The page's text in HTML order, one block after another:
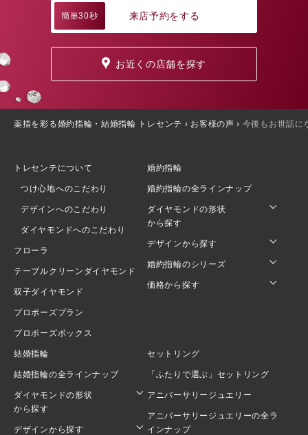
簡単30秒 来店予約をする
お近くの店舗を探す
薬指を彩る婚約指輪・結婚指輪 トレセンテ › お客様の声 › 今後もお世話に
トレセンテについて
つけ心地へのこだわり
デザインへのこだわり
ダイヤモンドへのこだわり
フローラ
テーブルクリーンダイヤモンド
双子ダイヤモンド
プロポーズプラン
プロポーズボックス
婚約指輪
婚約指輪の全ラインナップ
ダイヤモンドの形状
から探す
デザインから探す
婚約指輪のシリーズ
価格から探す
結婚指輪
結婚指輪の全ラインナップ
ダイヤモンドの形状
から探す
デザインから探す
セットリング
「ふたりで選ぶ」セットリング
アニバーサリージュエリー
アニバーサリージュエリーの全ラ
インナップ